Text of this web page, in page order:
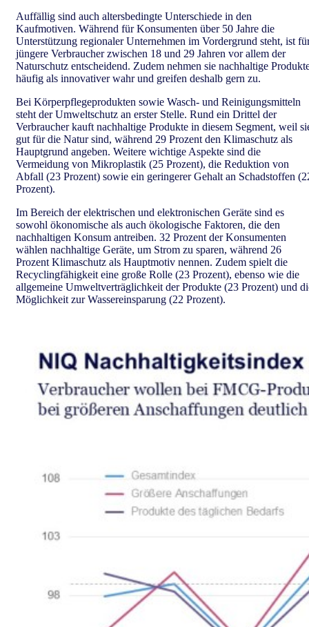
Auffällig sind auch altersbedingte Unterschiede in den
Kaufmotiven. Während für Konsumenten über 50 Jahre die
Unterstützung regionaler Unternehmen im Vordergrund steht, ist
jüngere Verbraucher zwischen 18 und 29 Jahren vor allem der
Naturschutz entscheidend. Zudem nehmen sie nachhaltige
häufig als innovativer wahr und greifen deshalb gern zu.
Bei Körperpflegeprodukten sowie Wasch- und Reinigungsmitteln
steht der Umweltschutz an erster Stelle. Rund ein Drittel der
Verbraucher kauft nachhaltige Produkte in diesem Segment, weil
gut für die Natur sind, während 29 Prozent den Klimaschutz als
Hauptgrund angeben. Weitere wichtige Aspekte sind die
Vermeidung von Mikroplastik (25 Prozent), die Reduktion von
Abfall (23 Prozent) sowie ein geringerer Gehalt an Schadstoffen
Prozent).
Im Bereich der elektrischen und elektronischen Geräte sind es
sowohl ökonomische als auch ökologische Faktoren, die den
nachhaltigen Konsum antreiben. 32 Prozent der Konsumenten
wählen nachhaltige Geräte, um Strom zu sparen, während 26
Prozent Klimaschutz als Hauptmotiv nennen. Zudem spielt die
Recyclingfähigkeit eine große Rolle (23 Prozent), ebenso wie die
allgemeine Umweltverträglichkeit der Produkte (23 Prozent) und
Möglichkeit zur Wassereinsparung (22 Prozent).